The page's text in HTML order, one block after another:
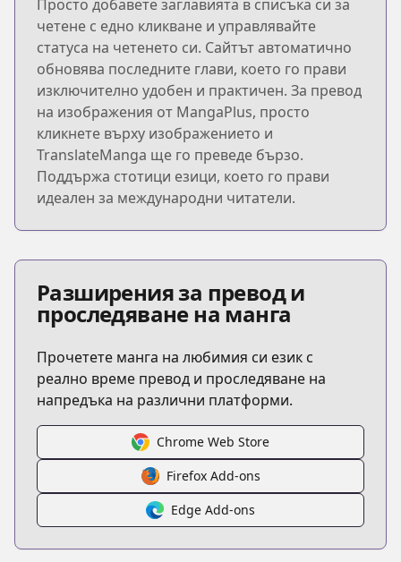
Просто добавете заглавията в списъка си за
четене с едно кликване и управлявайте
статуса на четенето си. Сайтът автоматично
обновява последните глави, което го прави
изключително удобен и практичен. За превод
на изображения от MangaPlus, просто
кликнете върху изображението и
TranslateManga ще го преведе бързо.
Поддържа стотици езици, което го прави
идеален за международни читатели.
Разширения за превод и
проследяване на манга
Прочетете манга на любимия си език с
реално време превод и проследяване на
напредъка на различни платформи.
Chrome Web Store
Firefox Add-ons
Edge Add-ons